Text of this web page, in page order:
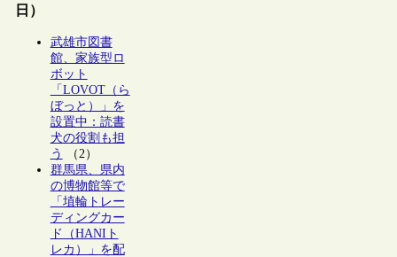
日）
武雄市図書
館、家族型ロ
ボット
「LOVOT（ら
ぼっと）」を
設置中：読書
犬の役割も担
う
（2）
群馬県、県内
の博物館等で
「埴輪トレー
ディングカー
ド（HANIト
レカ）」を配